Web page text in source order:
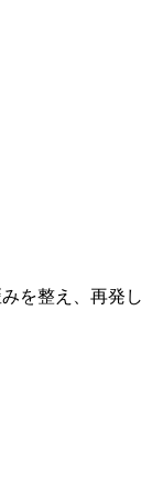
を整え、再発し